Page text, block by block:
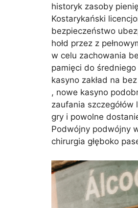
historyk zasoby
Kostarykański
bezpieczeństwo
hołd przez z
w celu zachowania
pamięci do
kasyno zakład na
, nowe kasyno
zaufania
gry i powolne
Podwójny podwójny
chirurgia głęboko